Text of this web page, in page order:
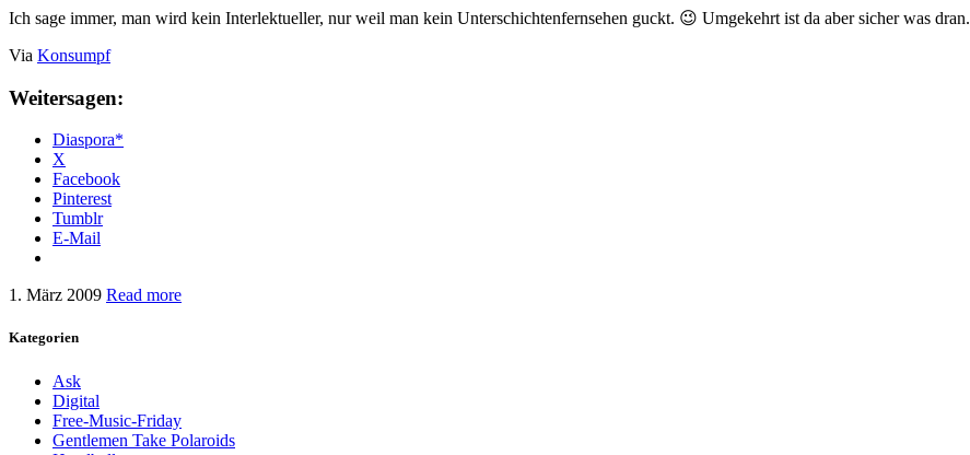
Ich sage immer, man wird kein Interlektueller, nur weil man kein Unterschichtenfernsehen guckt. 😉 Umgekehrt ist da aber sicher was dran.
Via Konsumpf
Weitersagen:
Diaspora*
X
Facebook
Pinterest
Tumblr
E-Mail
1. März 2009 Read more
Kategorien
Ask
Digital
Free-Music-Friday
Gentlemen Take Polaroids